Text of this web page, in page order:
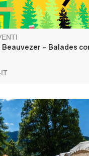
Beauvezer - Balades
IT
di Barrême si svolge
della chiesa.